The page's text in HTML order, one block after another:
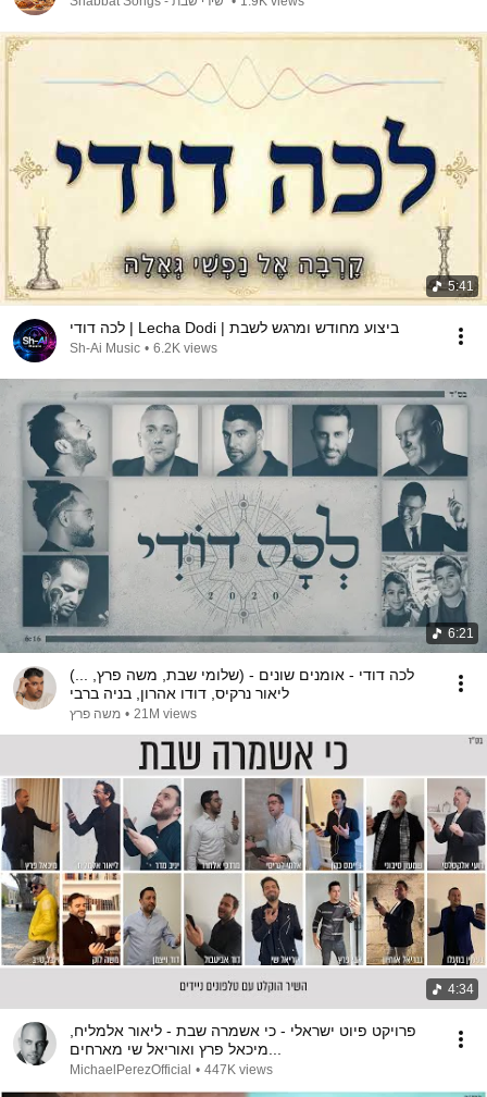
5:41
לכה דודי | Lecha Dodi | ביצוע מחודש ומרגש לשבת
Sh-Ai Music • 6.2K views
6:21
(... לכה דודי - אומנים שונים - (שלומי שבת, משה פרץ,
ליאור נרקיס, דודו אהרון, בניה ברבי
משה פרץ • 21M views
4:34
פרויקט פיוט ישראלי - כי אשמרה שבת - ליאור אלמליח,
MichaelPerezOfficial • 447K views